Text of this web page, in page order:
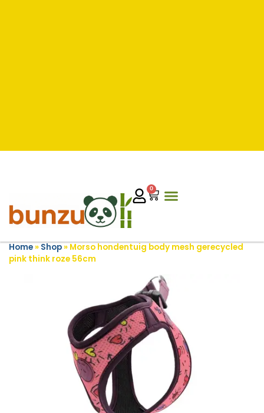
0
Home» Shop» Morso hondentuig body mesh gerecycled
pink think roze 56cm